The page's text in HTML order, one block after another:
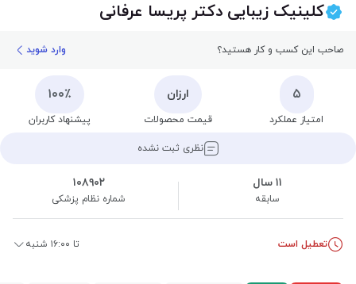
کلینیک زیبایی دکتر پریسا عرفانی
صاحب این کسب و کار هستید؟ وارد شوید
۵
امتیاز عملکرد
ارزان
قیمت محصولات
۱۰۰٪
پیشنهاد کاربران
نظری ثبت نشده
۱۱ سال
سابقه
۱۰۸۹۰۲
شماره نظام پزشکی
تعطیل است تا ۱۶:۰۰ شنبه